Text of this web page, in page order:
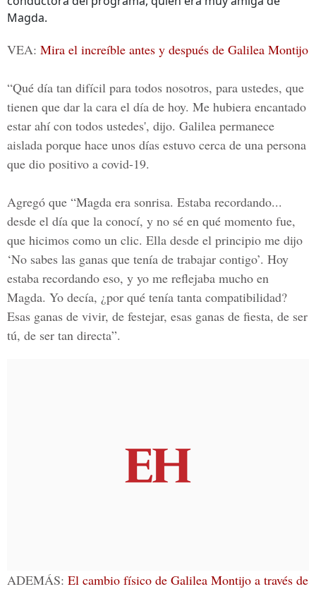
Magda.
VEA: Mira el increíble antes y después de Galilea Montijo
“Qué día tan difícil para todos nosotros, para ustedes, que
tienen que dar la cara el día de hoy. Me hubiera encantado
estar ahí con todos ustedes', dijo. Galilea permanece
aislada porque hace unos días estuvo cerca de una persona
que dio positivo a covid-19.
Agregó que “Magda era sonrisa. Estaba recordando...
desde el día que la conocí, y no sé en qué momento fue,
que hicimos como un clic. Ella desde el principio me dijo
‘No sabes las ganas que tenía de trabajar contigo’. Hoy
estaba recordando eso, y yo me reflejaba mucho en
Magda. Yo decía, ¿por qué tenía tanta compatibilidad?
Esas ganas de vivir, de festejar, esas ganas de fiesta, de ser
tú, de ser tan directa”.
ADEMÁS: El cambio físico de Galilea Montijo a través de